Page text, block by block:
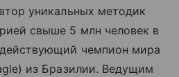
уникальных методик
свыше 5 млн человек в
чемпион мира
из Бразилии. Ведущим